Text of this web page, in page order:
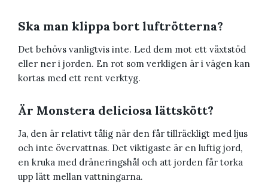
Ska man klippa bort luftrötterna?
Det behövs vanligtvis inte. Led dem mot ett växtstöd
eller ner i jorden. En rot som verkligen är i vägen kan
kortas med ett rent verktyg.
Är Monstera deliciosa lättskött?
Ja, den är relativt tålig när den får tillräckligt med ljus
och inte övervattnas. Det viktigaste är en luftig jord,
en kruka med dräneringshål och att jorden får torka
upp lätt mellan vattningarna.